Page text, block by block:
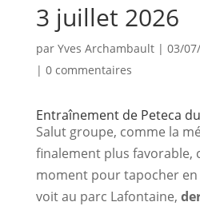
3 juillet 2026
par Yves Archambault| 03/
| 0 commentaires
Entraînement de Peteca
Salut groupe, comme la
finalement plus favorable,
moment pour tapocher en
voit au parc Lafontaine,